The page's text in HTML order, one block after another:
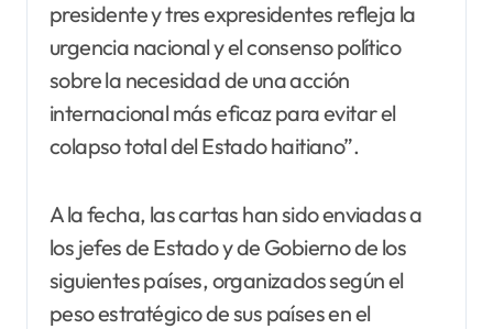
presidente y tres expresidentes refleja la
urgencia nacional y el consenso político
sobre la necesidad de una acción
internacional más eficaz para evitar el
colapso total del Estado haitiano”.
A la fecha, las cartas han sido enviadas a
los jefes de Estado y de Gobierno de los
siguientes países, organizados según el
peso estratégico de sus países en el